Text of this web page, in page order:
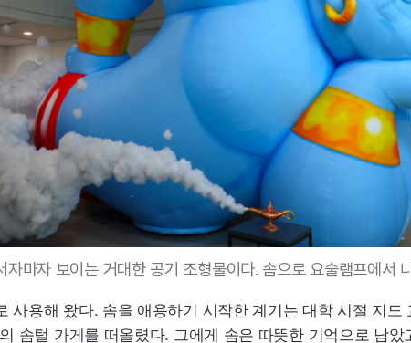
자마자 보이는 거대한 공기 조형물이다. 솜으로 요술램프에서
용해 왔다. 솜을 애용하기 시작한 계기는 대학 시절 지도
솜털 가게를 떠올렸다. 그에게 솜은 따뜻한 기억으로 남